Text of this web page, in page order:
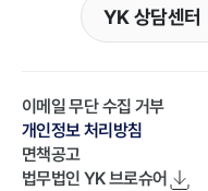
YK 상담센터
이메일 무단 수집 거부
개인정보 처리방침
면책공고
법무법인 YK브로슈어